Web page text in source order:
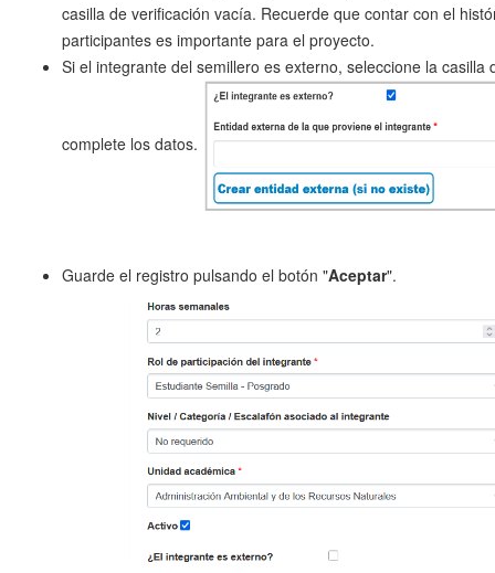
casilla de verificación vacía. Recuerde que contar con el
participantes es importante para el proyecto.
Si el integrante del semillero es externo, seleccione la casilla
complete los datos.
Guarde el registro pulsando el botón "Aceptar".